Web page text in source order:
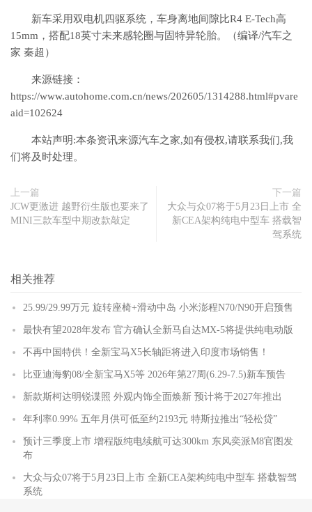
新车采用双电机四驱系统，车身离地间隙比R4 E-Tech高
15mm，搭配18英寸未来感轮圈与固特异轮胎。（编译/汽车之
家 秦超）
来源链接：
https://www.autohome.com.cn/news/202605/1314288.html#pvare
aid=102624
本站声明:本条资讯来源汽车之家,如有侵权,请联系我们,我
们将及时处理。
上一篇
JCW更激进 越野衍生版也要来了
MINI三款车型中期改款敲定
下一篇
大众与众07将于5月23日上市 全
新CEA架构纯电中型车 搭载智
驾系统
相关推荐
25.99/29.99万元 旋转座椅+滑动中岛 小米澎程N70/N90开启预售
最快有望2028年发布 官方确认全新马自达MX-5将提供纯电动版
不再中国特供！全新宝马X5长轴距将进入印度市场销售！
比亚迪海豹08/全新宝马X5等 2026年第27周(6.29-7.5)新车预告
新款斯柯达明锐谍照 外观内饰全面焕新 预计将于2027年推出
年利率0.99% 五年月供可低至约2193元 特斯拉推出“轻松贷”
预计三季度上市 增程版纯电续航可达300km 东风奕派M8官图发
布
大众与众07将于5月23日上市 全新CEA架构纯电中型车 搭载智驾
系统